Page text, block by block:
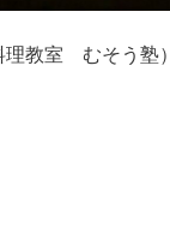
教室 むそう塾）